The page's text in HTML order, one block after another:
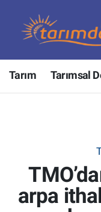
Tarım Tarımsal
arpa
Tarım
Hayvancılık
Tarımsal
Tarım
Nöbetçi
Hava Durumu
Tüm
Son Dakika